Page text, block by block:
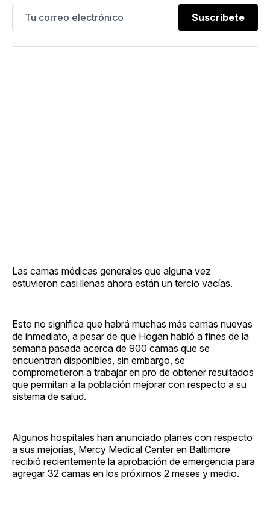
Suscríbete
Las camas médicas generales que alguna vez
estuvieron casi llenas ahora están un tercio vacías.
Esto no significa que habrá muchas más camas nuevas
de inmediato, a pesar de que Hogan habló a fines de la
semana pasada acerca de 900 camas que se
encuentran disponibles, sin embargo, se
comprometieron a trabajar en pro de obtener resultados
que permitan a la población mejorar con respecto a su
sistema de salud.
Algunos hospitales han anunciado planes con respecto
a sus mejorías, Mercy Medical Center en Baltimore
recibió recientemente la aprobación de emergencia para
agregar 32 camas en los próximos 2 meses y medio.